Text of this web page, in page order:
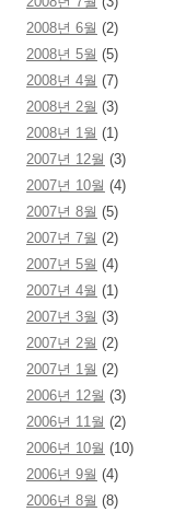
2008년 6월 (2)
2008년 5월 (5)
2008년 4월 (7)
2008년 2월 (3)
2008년 1월 (1)
2007년 12월 (3)
2007년 10월 (4)
2007년 8월 (5)
2007년 7월 (2)
2007년 5월 (4)
2007년 4월 (1)
2007년 3월 (3)
2007년 2월 (2)
2007년 1월 (2)
2006년 12월 (3)
2006년 11월 (2)
2006년 10월 (10)
2006년 9월 (4)
2006년 8월 (8)